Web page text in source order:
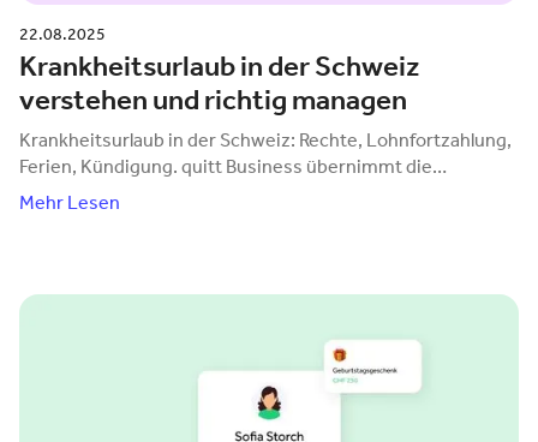
22.08.2025
Krankheitsurlaub in der Schweiz
verstehen und richtig managen
Krankheitsurlaub in der Schweiz: Rechte, Lohnfortzahlung,
Ferien, Kündigung. quitt Business übernimmt die
transparente und rechtssichere Lohnverwaltung.
Mehr Lesen